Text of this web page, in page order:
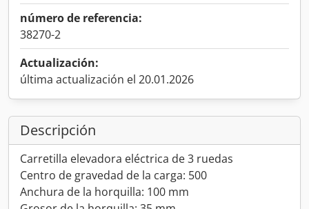
número de referencia:
38270-2
Actualización:
última actualización el 20.01.2026
Descripción
Carretilla elevadora eléctrica de 3 ruedas
Centro de gravedad de la carga: 500
Anchura de la horquilla: 100 mm